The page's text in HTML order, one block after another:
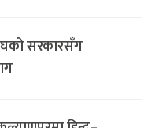
सरकारसँग